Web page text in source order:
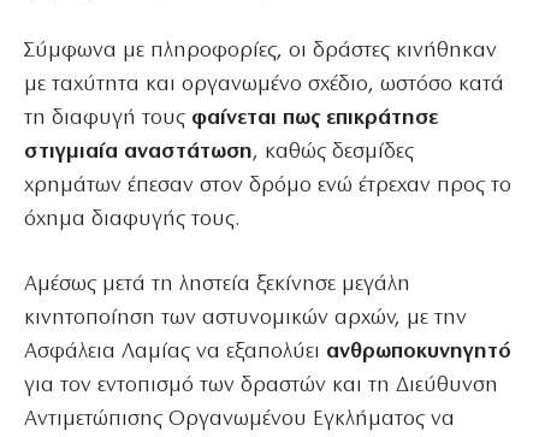
Σύμφωνα με πληροφορίες, οι δράστες κινήθηκαν
με ταχύτητα και οργανωμένο σχέδιο, ωστόσο κατά
τη διαφυγή τους φαίνεται πως επικράτησε
στιγμιαία αναστάτωση, καθώς δεσμίδες
χρημάτων έπεσαν στον δρόμο ενώ έτρεχαν προς το
όχημα διαφυγής τους.
Αμέσως μετά τη ληστεία ξεκίνησε μεγάλη
κινητοποίηση των αστυνομικών αρχών, με την
Ασφάλεια Λαμίας να εξαπολύει ανθρωποκυνηγητό
για τον εντοπισμό των δραστών και τη Διεύθυνση
Αντιμετώπισης Οργανωμένου Εγκλήματος να